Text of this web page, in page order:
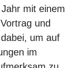
mit einem
und
um auf
im